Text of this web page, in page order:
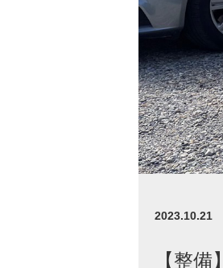
2023.10.21
【整